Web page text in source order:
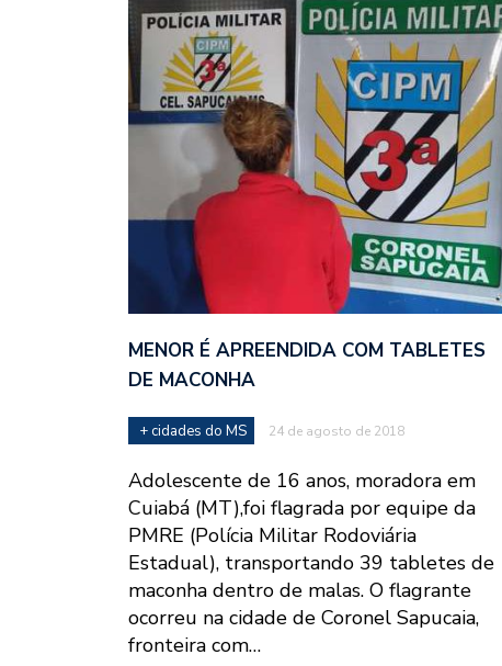
MENOR É APREENDIDA COM TABLETES
DE MACONHA
+ cidades do MS 24 de agosto de 2018
Adolescente de 16 anos, moradora em
Cuiabá (MT),foi flagrada por equipe da
PMRE (Polícia Militar Rodoviária
Estadual), transportando 39 tabletes de
maconha dentro de malas. O flagrante
ocorreu na cidade de Coronel Sapucaia,
fronteira com…